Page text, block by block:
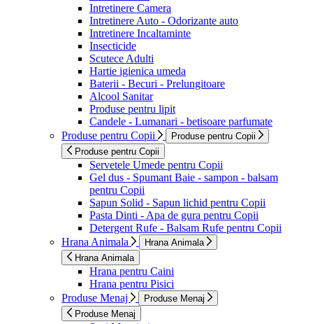
Intretinere Camera
Intretinere Auto - Odorizante auto
Intretinere Incaltaminte
Insecticide
Scutece Adulti
Hartie igienica umeda
Baterii - Becuri - Prelungitoare
Alcool Sanitar
Produse pentru lipit
Candele - Lumanari - betisoare parfumate
Produse pentru Copii
Produse pentru Copii
Produse pentru Copii
Servetele Umede pentru Copii
Gel dus - Spumant Baie - sampon - balsam
pentru Copii
Sapun Solid - Sapun lichid pentru Copii
Pasta Dinti - Apa de gura pentru Copii
Detergent Rufe - Balsam Rufe pentru Copii
Hrana Animala
Hrana Animala
Hrana Animala
Hrana pentru Caini
Hrana pentru Pisici
Produse Menaj
Produse Menaj
Produse Menaj